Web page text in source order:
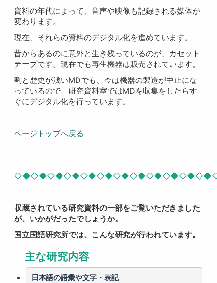
資料の年代によって、音声や映像も記録される媒体が
変わります。
現在、それらの資料のデジタル化を進めています。
昔からあるのに意外と生き残っているのが、カセット
テープです。現在でも再生機器は販売されています。
割と歴史が浅いMDでも、今は機器の製造が中止にな
っているので、研究資料室ではMDを収集をしたらす
ぐにデジタル化を行っています。
ページトップへ戻る
収蔵されている研究資料の一部をご覧いただきました
が、いかがだったでしょうか。
国立国語研究所では、こんな研究が行われています。
主な研究内容
日本語の語彙や文字・表記